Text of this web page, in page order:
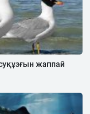
жаппай